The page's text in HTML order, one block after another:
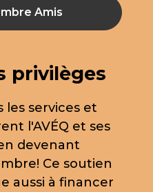
Amis
privilèges
les services et
l'AVÉQ et ses
devenant
Ce soutien
aussi à financer